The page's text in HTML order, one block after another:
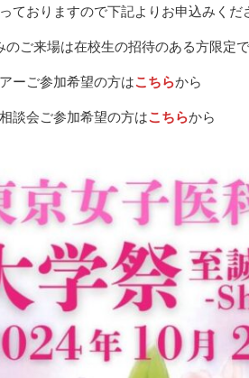
ておりますので下記よりお申込みくだ
ご来場は在校生の招待のある方限定で
ーご参加希望の方はこちらから
相談会ご参加希望の方はこちらから